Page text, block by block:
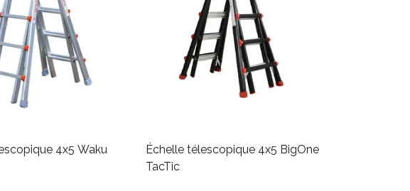
4x5 Waku
Échelle télescopique 4x5 BigOne
TacTic